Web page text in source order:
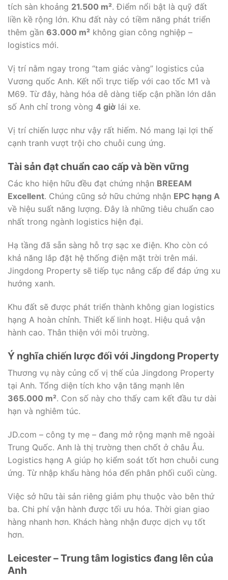
tích sàn khoảng 21.500 m². Điểm nổi bật là quỹ đất
liền kề rộng lớn. Khu đất này có tiềm năng phát triển
thêm gần 63.000 m² không gian công nghiệp –
logistics mới.
Vị trí nằm ngay trong “tam giác vàng” logistics của
Vương quốc Anh. Kết nối trực tiếp với cao tốc M1 và
M69. Từ đây, hàng hóa dễ dàng tiếp cận phần lớn dân
số Anh chỉ trong vòng 4 giờ lái xe.
Vị trí chiến lược như vậy rất hiếm. Nó mang lại lợi thế
cạnh tranh vượt trội cho chuỗi cung ứng.
Tài sản đạt chuẩn cao cấp và bền vững
Các kho hiện hữu đều đạt chứng nhận BREEAM
Excellent. Chúng cũng sở hữu chứng nhận EPC hạng A
về hiệu suất năng lượng. Đây là những tiêu chuẩn cao
nhất trong ngành logistics hiện đại.
Hạ tầng đã sẵn sàng hỗ trợ sạc xe điện. Kho còn có
khả năng lắp đặt hệ thống điện mặt trời trên mái.
Jingdong Property sẽ tiếp tục nâng cấp để đáp ứng xu
hướng xanh.
Khu đất sẽ được phát triển thành không gian logistics
hạng A hoàn chỉnh. Thiết kế linh hoạt. Hiệu quả vận
hành cao. Thân thiện với môi trường.
Ý nghĩa chiến lược đối với Jingdong Property
Thương vụ này củng cố vị thế của Jingdong Property
tại Anh. Tổng diện tích kho vận tăng mạnh lên
365.000 m². Con số này cho thấy cam kết đầu tư dài
hạn và nghiêm túc.
JD.com – công ty mẹ – đang mở rộng mạnh mẽ ngoài
Trung Quốc. Anh là thị trường then chốt ở châu Âu.
Logistics hạng A giúp họ kiểm soát tốt hơn chuỗi cung
ứng. Từ nhập khẩu hàng hóa đến phân phối cuối cùng.
Việc sở hữu tài sản riêng giảm phụ thuộc vào bên thứ
ba. Chi phí vận hành được tối ưu hóa. Thời gian giao
hàng nhanh hơn. Khách hàng nhận được dịch vụ tốt
hơn.
Leicester – Trung tâm logistics đang lên của
Anh